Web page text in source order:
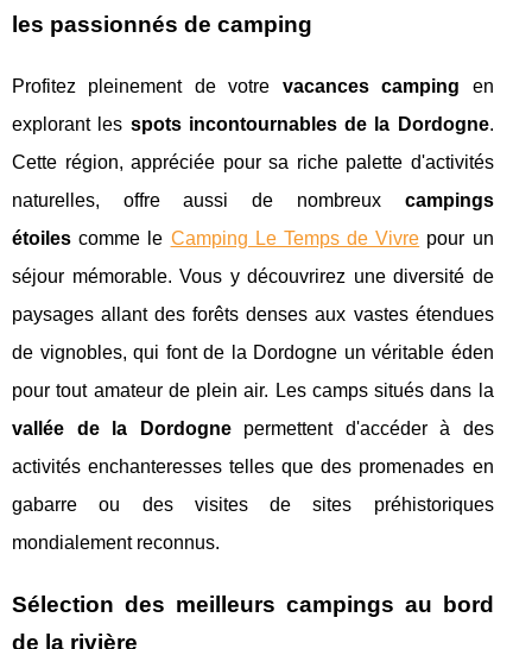
les passionnés de camping
Profitez pleinement de votre vacances camping en
explorant les spots incontournables de la Dordogne.
Cette région, appréciée pour sa riche palette d'activités
naturelles, offre aussi de nombreux campings
étoiles comme le Camping Le Temps de Vivre pour un
séjour mémorable. Vous y découvrirez une diversité de
paysages allant des forêts denses aux vastes étendues
de vignobles, qui font de la Dordogne un véritable éden
pour tout amateur de plein air. Les camps situés dans la
vallée de la Dordognepermettent d'accéder à des
activités enchanteresses telles que des promenades en
gabarre ou des visites de sites préhistoriques
mondialement reconnus.
Sélection des meilleurs campings au bord
de la rivière